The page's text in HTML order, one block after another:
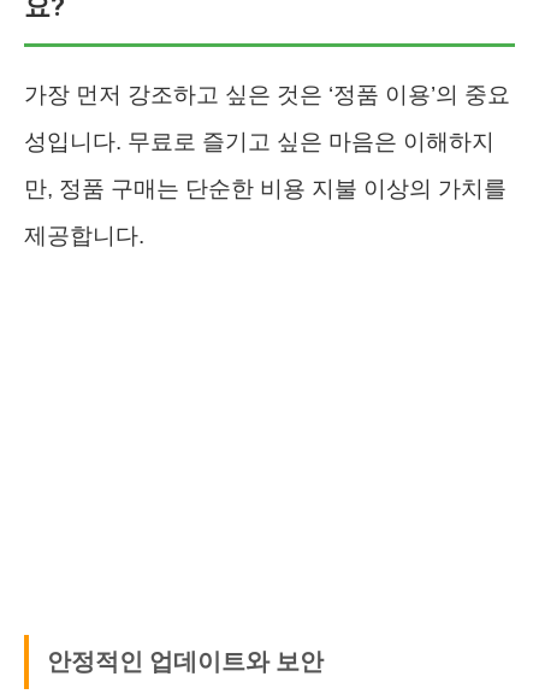
요?
가장 먼저 강조하고 싶은 것은 ‘정품 이용’의 중요
성입니다. 무료로 즐기고 싶은 마음은 이해하지
만, 정품 구매는 단순한 비용 지불 이상의 가치를
제공합니다.
안정적인 업데이트와 보안